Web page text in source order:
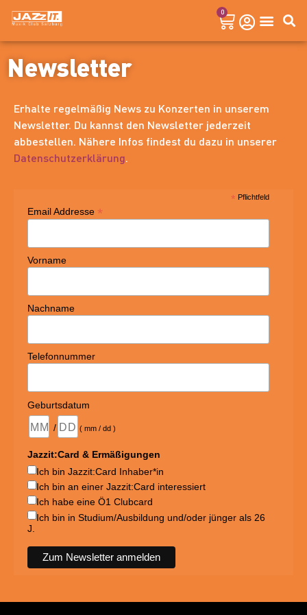
0
Newsletter
Erhalte regelmäßig News zu Konzerten in unserem
Newsletter. Du kannst den Newsletter jederzeit
abbestellen. Nähere Infos findest du dazu in unserer
Datenschutzerklärung.
* Pflichtfeld
Email Addresse *
Vorname
Nachname
Telefonnummer
Geburtsdatum
/ ( mm / dd )
Jazzit:Card & Ermäßigungen
Ich bin Jazzit:Card Inhaber*in
Ich bin an einer Jazzit:Card interessiert
Ich habe eine Ö1 Clubcard
Ich bin in Studium/Ausbildung und/oder jünger als 26
J.